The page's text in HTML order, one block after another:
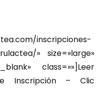
inscripciones-
» size=»large»
class=»»]Leer
Inscripción – Clic